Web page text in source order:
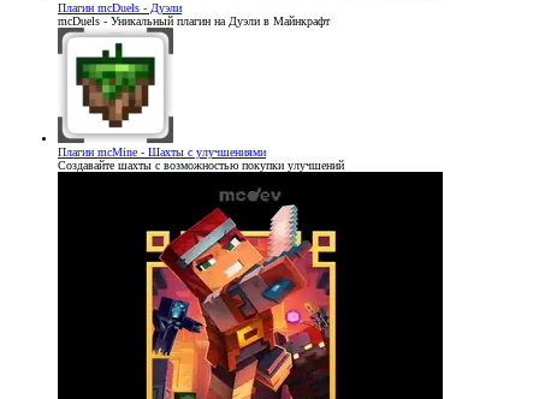
Плагин mcDuels - Дуэли
mcDuels - Уникальный плагин на Дуэли в Майнкрафт
Плагин mcMine - Шахты с улучшениями
Создавайте шахты с возможностью покупки улучшений